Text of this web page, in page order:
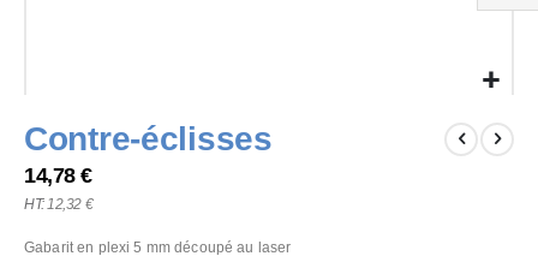
to
beginning
of
images
Contre-éclisses
14,78 €
12,32 €
Gabarit en plexi 5 mm découpé au laser